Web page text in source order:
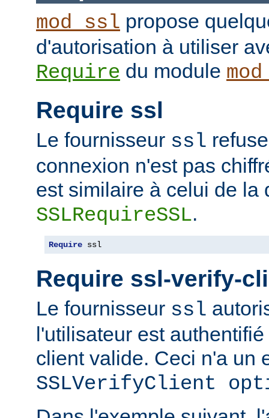
mod_ssl propose
d'autorisation à utiliser
Require du module
Require ssl
Le fournisseur ssl
connexion n'est pas
est similaire à celui de la
SSLRequireSSL.
Require ssl
Require ssl-verify-
Le fournisseur ssl
l'utilisateur est
client valide. Ceci n'a un
SSLVerifyClient